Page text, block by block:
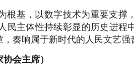
根基，以数字技术为重要支撑
民主体性持续彰显的历史进程
奏响属于新时代的人民文艺强
会主席）